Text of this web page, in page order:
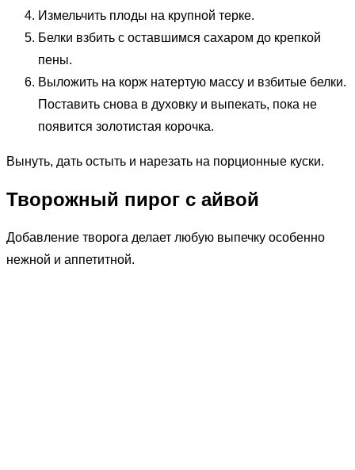
Измельчить плоды на крупной терке.
Белки взбить с оставшимся сахаром до крепкой
пены.
Выложить на корж натертую массу и взбитые белки.
Поставить снова в духовку и выпекать, пока не
появится золотистая корочка.
Вынуть, дать остыть и нарезать на порционные куски.
Творожный пирог с айвой
Добавление творога делает любую выпечку особенно
нежной и аппетитной.